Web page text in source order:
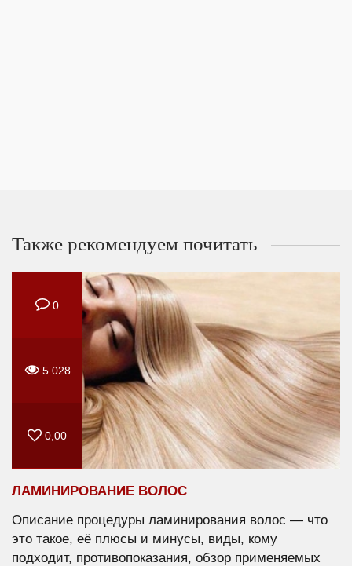
Также рекомендуем почитать
0
5 028
0,00
ЛАМИНИРОВАНИЕ ВОЛОС
Описание процедуры ламинирования волос — что
это такое, её плюсы и минусы, виды, кому
подходит, противопоказания, обзор применяемых